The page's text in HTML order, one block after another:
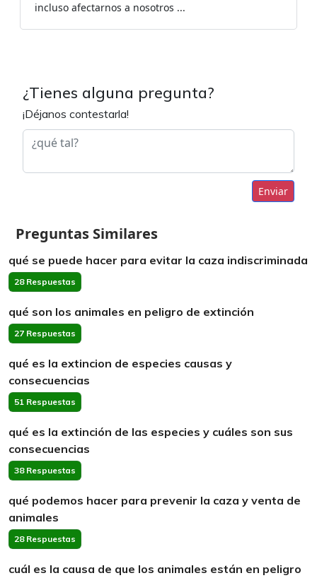
incluso afectarnos a nosotros ...
¿Tienes alguna pregunta?
¡Déjanos contestarla!
Enviar
Preguntas Similares
qué se puede hacer para evitar la caza indiscriminada
28 Respuestas
qué son los animales en peligro de extinción
27 Respuestas
qué es la extincion de especies causas y
consecuencias
51 Respuestas
qué es la extinción de las especies y cuáles son sus
consecuencias
38 Respuestas
qué podemos hacer para prevenir la caza y venta de
animales
28 Respuestas
cuál es la causa de que los animales están en peligro